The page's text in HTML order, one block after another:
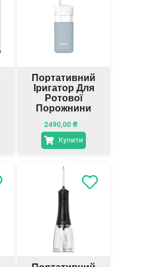
Портативний
Іригатор Для
Ротової
Порожнини
2490,00₴
Купити